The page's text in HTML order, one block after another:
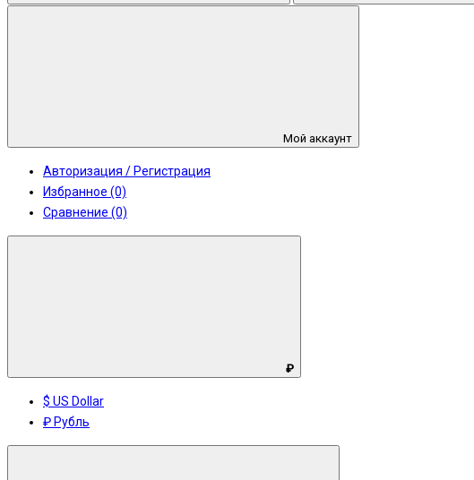
Мой аккаунт
Авторизация / Регистрация
Избранное (0)
Сравнение (0)
₽
$ US Dollar
₽ Рубль